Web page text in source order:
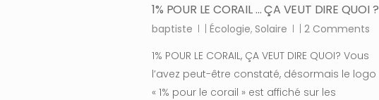
1% POUR LE CORAIL … ÇA VEUT DIRE QUOI ?
baptiste |Écologie,Solaire |2 Comments
1% POUR LE CORAIL, ÇA VEUT DIRE QUOI? Vous
l’avez peut-être constaté, désormais le logo
« 1% pour le corail » est affiché sur les